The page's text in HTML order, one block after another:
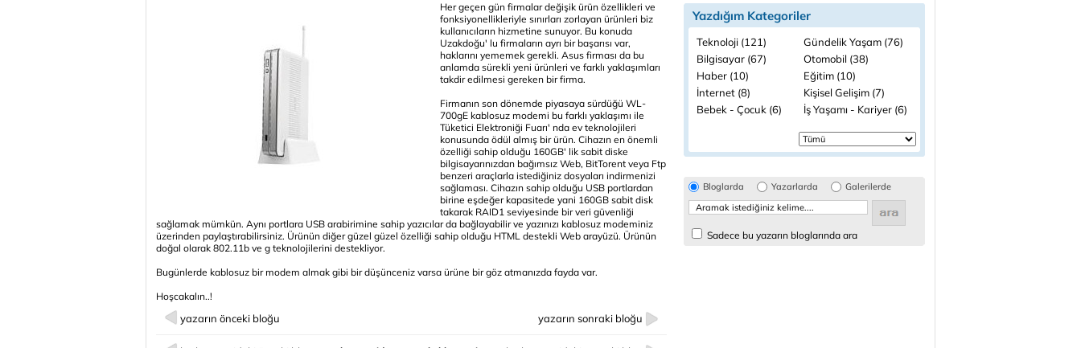
Her geçen gün firmalar değişik ürün özellikleri ve
fonksiyonellikleriyle sınırları zorlayan ürünleri biz
kullanıcıların hizmetine sunuyor. Bu konuda
Uzakdoğu' lu firmaların ayrı bir başarısı var,
haklarını yememek gerekli. Asus firması da bu
anlamda sürekli yeni ürünleri ve farklı yaklaşımları
takdir edilmesi gereken bir firma.
Firmanın son dönemde piyasaya sürdüğü WL-
700gE kablosuz modemi bu farklı yaklaşımı ile
Tüketici Elektroniği Fuarı' nda ev teknolojileri
konusunda ödül almış bir ürün. Cihazın en önemli
özelliği sahip olduğu 160GB' lik sabit diske
bilgisayarınızdan bağımsız Web, BitTorent veya Ftp
benzeri araçlarla istediğiniz dosyaları indirmenizi
sağlaması. Cihazın sahip olduğu USB portlardan
birine eşdeğer kapasitede yani 160GB sabit disk
takarak RAID1 seviyesinde bir veri güvenliği
sağlamak mümkün. Aynı portlara USB arabirimine sahip yazıcılar da bağlayabilir ve yazınızı kablosuz modeminiz
üzerinden paylaştırabilirsiniz. Ürünün diğer güzel güzel özelliği sahip olduğu HTML destekli Web arayüzü. Ürünün
doğal olarak 802.11b ve g teknolojilerini destekliyor.
Bugünlerde kablosuz bir modem almak gibi bir düşünceniz varsa ürüne bir göz atmanızda fayda var.
Hoşcakalın..!
yazarın önceki bloğu yazarın sonraki bloğu
Yazdığım Kategoriler
Teknoloji (121)
Gündelik Yaşam (76)
Bilgisayar (67)
Otomobil (38)
Haber (10)
Eğitim (10)
İnternet (8)
Kişisel Gelişim (7)
Bebek - Çocuk (6)
İş Yaşamı - Kariyer (6)
Bloglarda Yazarlarda Galerilerde
Sadece bu yazarın bloglarında ara